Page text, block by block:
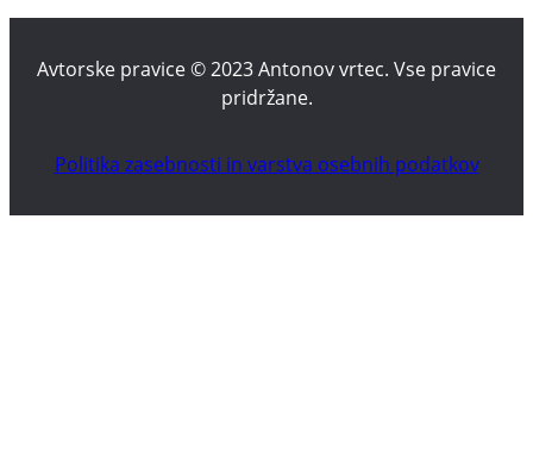
Avtorske pravice © 2023 Antonov vrtec. Vse pravice
pridržane.
Politika zasebnosti in varstva osebnih podatkov